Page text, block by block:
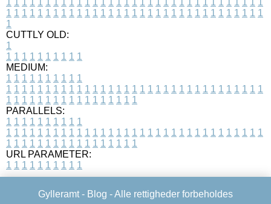
1 1 1 1 1 1 1 1 1 1 1 1 1 1 1 1 1 1 1 1 1 1 1 1 1 1 1 1 1 1 1 1 1
1
CUTTLY OLD:
1
1 1 1 1 1 1 1 1 1 1
MEDIUM:
1 1 1 1 1 1 1 1 1 1
1 1 1 1 1 1 1 1 1 1 1 1 1 1 1 1 1 1 1 1 1 1 1 1 1 1 1 1 1 1 1 1 1
1 1 1 1 1 1 1 1 1 1 1 1 1 1 1 1 1
PARALLELS:
1 1 1 1 1 1 1 1 1 1
1 1 1 1 1 1 1 1 1 1 1 1 1 1 1 1 1 1 1 1 1 1 1 1 1 1 1 1 1 1 1 1 1
1 1 1 1 1 1 1 1 1 1 1 1 1 1 1 1 1
URL PARAMETER:
1 1 1 1 1 1 1 1 1 1
Gylleramt - Blog - Alle rettigheder forbeholdes